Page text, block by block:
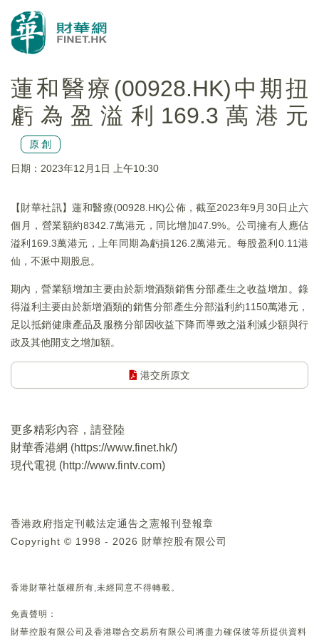
蓮和醫療(00928.HK)中期扭
虧為盈溢利169.3萬港元
原創
日期：2023年12月1日 上午10:30
【財華社訊】蓮和醫療(00928.HK)公佈，截至2023年9月30日止六
個月，營業額約8342.7萬港元，同比增加47.9%。公司擁有人應佔
溢利169.3萬港元，上年同期為虧損126.2萬港元。每股盈利0.11港
仙，不派中期股息。
期內，營業額增加主要由於新增酒類銷售分部產生之收益增加。錄
得溢利主要由於新增酒類的銷售分部產生分部溢利約1150萬港元，
足以抵銷健康產品及服務分部因收益下降而導致之溢利減少額與行
政及其他開支之增加額。
港交所原文
更多精彩內容，請登陸
財華香港網 (https://www.finet.hk/)
現代電視 (http://www.fintv.com)
香港政府指定刊載法定通告之憲報刊登報章
Copyright © 1998 - 2026 財華控股有限公司
香港財華社版權所有,未經同意不得轉載。
免責聲明：
財華控股有限公司及香港聯合交易所有限公司將盡力確保彼等所提供資料